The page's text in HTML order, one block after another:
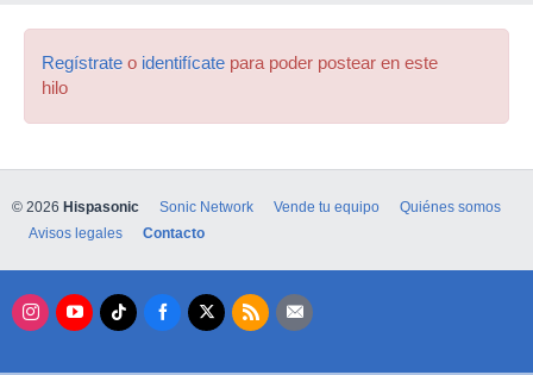
Regístrate o identifícate para poder postear en este
hilo
© 2026 Hispasonic Sonic Network Vende tu equipo
Quiénes somos
Avisos legales
Contacto